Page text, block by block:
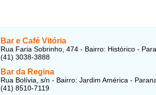
Bar e Café Vitória
Rua Faria Sobrinho, 474 - Bairro: Histórico -
(41) 3038-3888
Bar da Regina
Rua Bolívia, s/n - Bairro: Jardim América -
(41) 8510-7119